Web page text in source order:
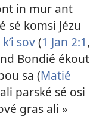
in mur ant
sé komsi Jézu
sov(1 Jan 2:1,
Bondié ékout
sa (Matié
parské sé osi
gras ali »